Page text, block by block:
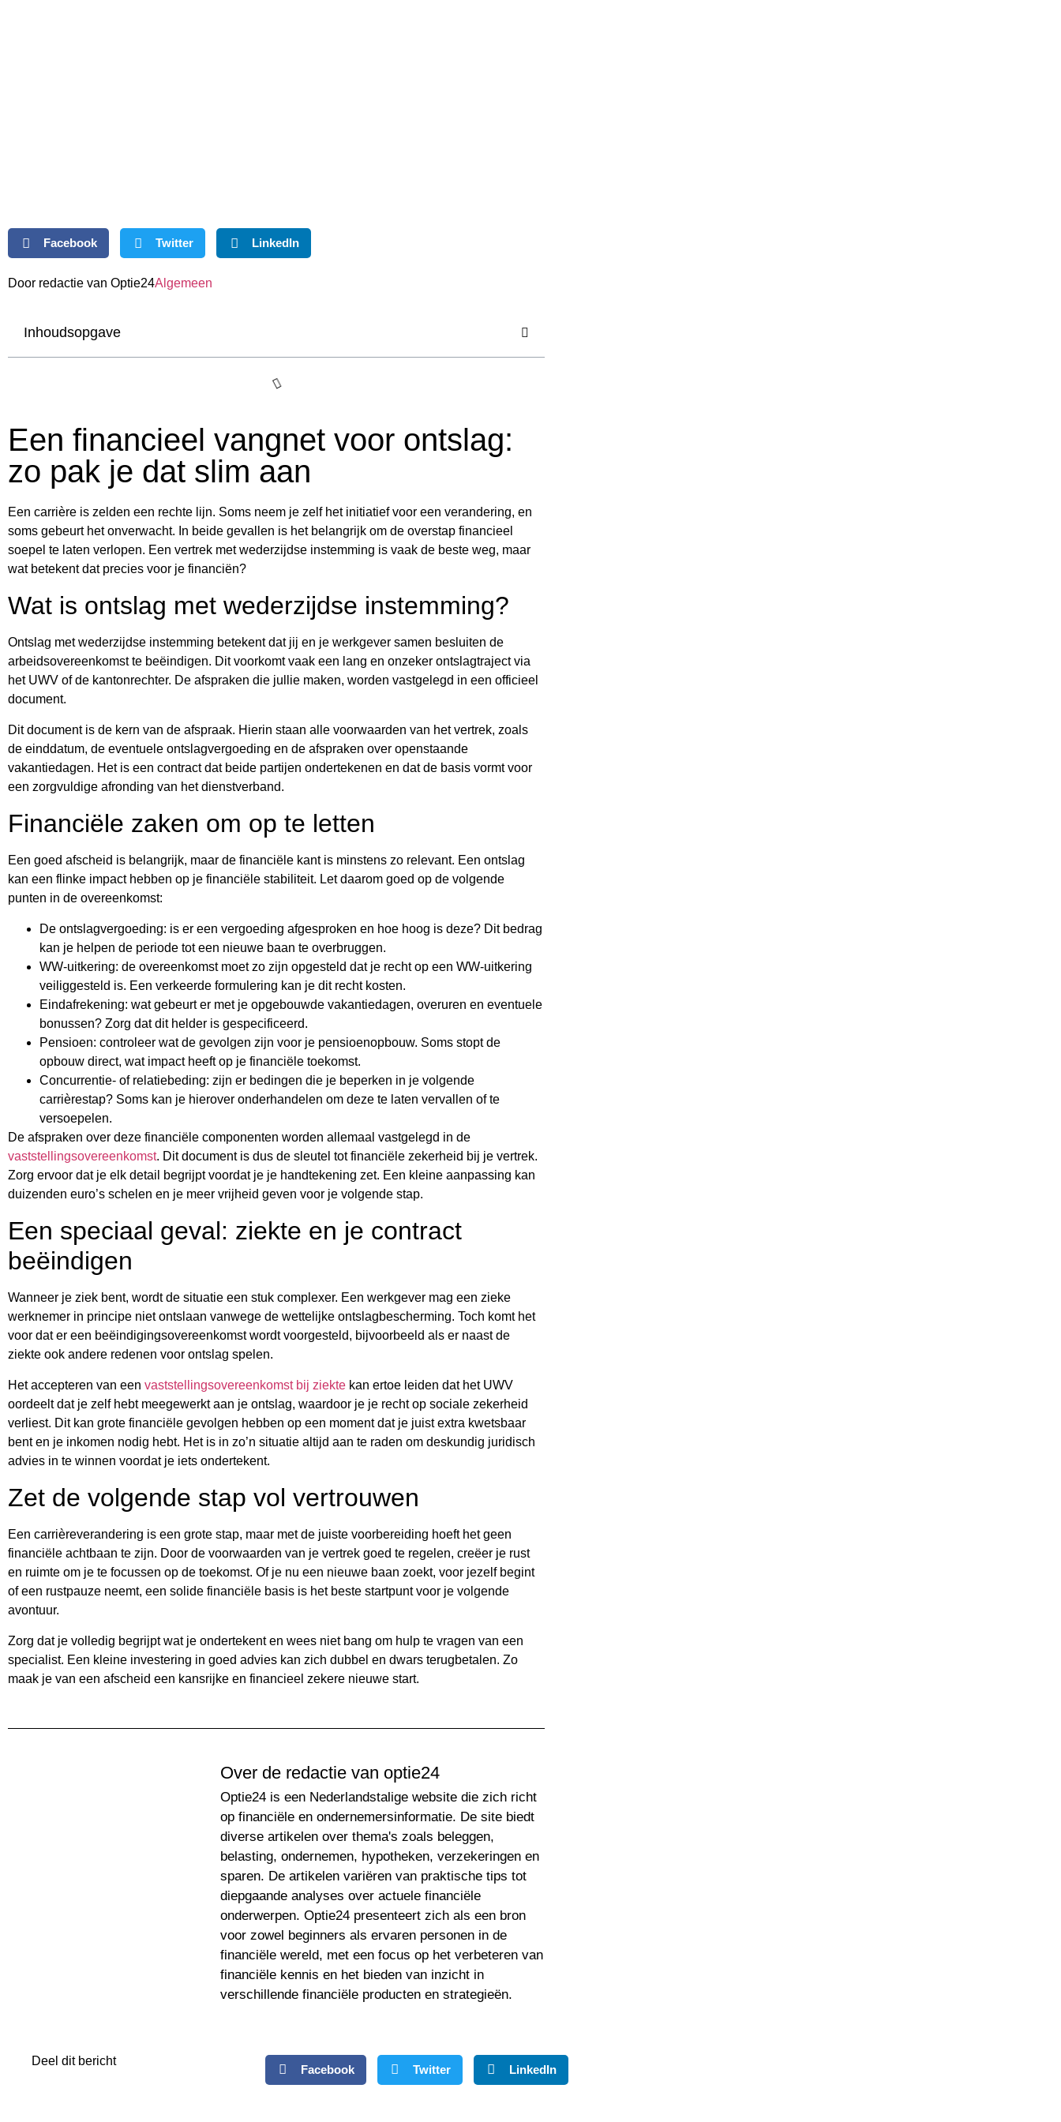
Facebook Twitter LinkedIn
Door redactie van Optie24Algemeen
Inhoudsopgave
Een financieel vangnet voor ontslag:
zo pak je dat slim aan
Een carrière is zelden een rechte lijn. Soms neem je zelf het initiatief voor een verandering, en
soms gebeurt het onverwacht. In beide gevallen is het belangrijk om de overstap financieel
soepel te laten verlopen. Een vertrek met wederzijdse instemming is vaak de beste weg, maar
wat betekent dat precies voor je financiën?
Wat is ontslag met wederzijdse instemming?
Ontslag met wederzijdse instemming betekent dat jij en je werkgever samen besluiten de
arbeidsovereenkomst te beëindigen. Dit voorkomt vaak een lang en onzeker ontslagtraject via
het UWV of de kantonrechter. De afspraken die jullie maken, worden vastgelegd in een officieel
document.
Dit document is de kern van de afspraak. Hierin staan alle voorwaarden van het vertrek, zoals
de einddatum, de eventuele ontslagvergoeding en de afspraken over openstaande
vakantiedagen. Het is een contract dat beide partijen ondertekenen en dat de basis vormt voor
een zorgvuldige afronding van het dienstverband.
Financiële zaken om op te letten
Een goed afscheid is belangrijk, maar de financiële kant is minstens zo relevant. Een ontslag
kan een flinke impact hebben op je financiële stabiliteit. Let daarom goed op de volgende
punten in de overeenkomst:
De ontslagvergoeding: is er een vergoeding afgesproken en hoe hoog is deze? Dit bedrag
kan je helpen de periode tot een nieuwe baan te overbruggen.
WW-uitkering: de overeenkomst moet zo zijn opgesteld dat je recht op een WW-uitkering
veiliggesteld is. Een verkeerde formulering kan je dit recht kosten.
Eindafrekening: wat gebeurt er met je opgebouwde vakantiedagen, overuren en eventuele
bonussen? Zorg dat dit helder is gespecificeerd.
Pensioen: controleer wat de gevolgen zijn voor je pensioenopbouw. Soms stopt de
opbouw direct, wat impact heeft op je financiële toekomst.
Concurrentie- of relatiebeding: zijn er bedingen die je beperken in je volgende
carrièrestap? Soms kan je hierover onderhandelen om deze te laten vervallen of te
versoepelen.
De afspraken over deze financiële componenten worden allemaal vastgelegd in de
vaststellingsovereenkomst. Dit document is dus de sleutel tot financiële zekerheid bij je vertrek.
Zorg ervoor dat je elk detail begrijpt voordat je je handtekening zet. Een kleine aanpassing kan
duizenden euro’s schelen en je meer vrijheid geven voor je volgende stap.
Een speciaal geval: ziekte en je contract
beëindigen
Wanneer je ziek bent, wordt de situatie een stuk complexer. Een werkgever mag een zieke
werknemer in principe niet ontslaan vanwege de wettelijke ontslagbescherming. Toch komt het
voor dat er een beëindigingsovereenkomst wordt voorgesteld, bijvoorbeeld als er naast de
ziekte ook andere redenen voor ontslag spelen.
Het accepteren van een vaststellingsovereenkomst bij ziekte kan ertoe leiden dat het UWV
oordeelt dat je zelf hebt meegewerkt aan je ontslag, waardoor je je recht op sociale zekerheid
verliest. Dit kan grote financiële gevolgen hebben op een moment dat je juist extra kwetsbaar
bent en je inkomen nodig hebt. Het is in zo’n situatie altijd aan te raden om deskundig juridisch
advies in te winnen voordat je iets ondertekent.
Zet de volgende stap vol vertrouwen
Een carrièreverandering is een grote stap, maar met de juiste voorbereiding hoeft het geen
financiële achtbaan te zijn. Door de voorwaarden van je vertrek goed te regelen, creëer je rust
en ruimte om je te focussen op de toekomst. Of je nu een nieuwe baan zoekt, voor jezelf begint
of een rustpauze neemt, een solide financiële basis is het beste startpunt voor je volgende
avontuur.
Zorg dat je volledig begrijpt wat je ondertekent en wees niet bang om hulp te vragen van een
specialist. Een kleine investering in goed advies kan zich dubbel en dwars terugbetalen. Zo
maak je van een afscheid een kansrijke en financieel zekere nieuwe start.
Over de redactie van optie24
Optie24 is een Nederlandstalige website die zich richt
op financiële en ondernemersinformatie. De site biedt
diverse artikelen over thema's zoals beleggen,
belasting, ondernemen, hypotheken, verzekeringen en
sparen. De artikelen variëren van praktische tips tot
diepgaande analyses over actuele financiële
onderwerpen. Optie24 presenteert zich als een bron
voor zowel beginners als ervaren personen in de
financiële wereld, met een focus op het verbeteren van
financiële kennis en het bieden van inzicht in
verschillende financiële producten en strategieën.
Deel dit bericht
Facebook Twitter LinkedIn